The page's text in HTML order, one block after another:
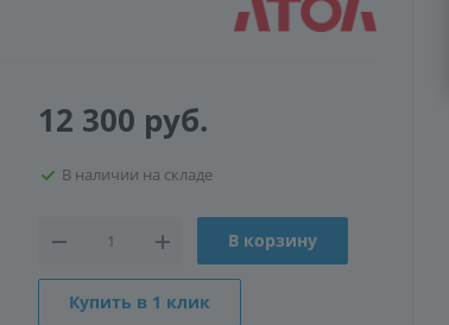
12 300 руб.
В наличии на складе
В корзину
Купить в 1 клик